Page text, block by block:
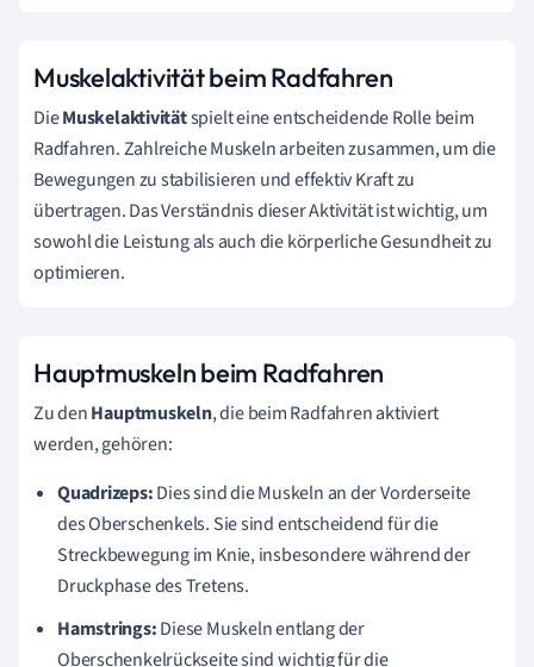
Muskelaktivität beim Radfahren
DieMuskelaktivitätspielt eine entscheidende Rolle beim
Radfahren. Zahlreiche Muskeln arbeiten zusammen, um die
Bewegungen zu stabilisieren und effektiv Kraft zu
übertragen. Das Verständnis dieser Aktivität ist wichtig, um
sowohl die Leistung als auch die körperliche Gesundheit zu
optimieren.
Hauptmuskeln beim Radfahren
Zu denHauptmuskeln, die beim Radfahren aktiviert
werden, gehören:
Quadrizeps:Dies sind die Muskeln an der Vorderseite
des Oberschenkels. Sie sind entscheidend für die
Streckbewegung im Knie, insbesondere während der
Druckphase des Tretens.
Hamstrings:Diese Muskeln entlang der
Oberschenkelrückseite sind wichtig für die